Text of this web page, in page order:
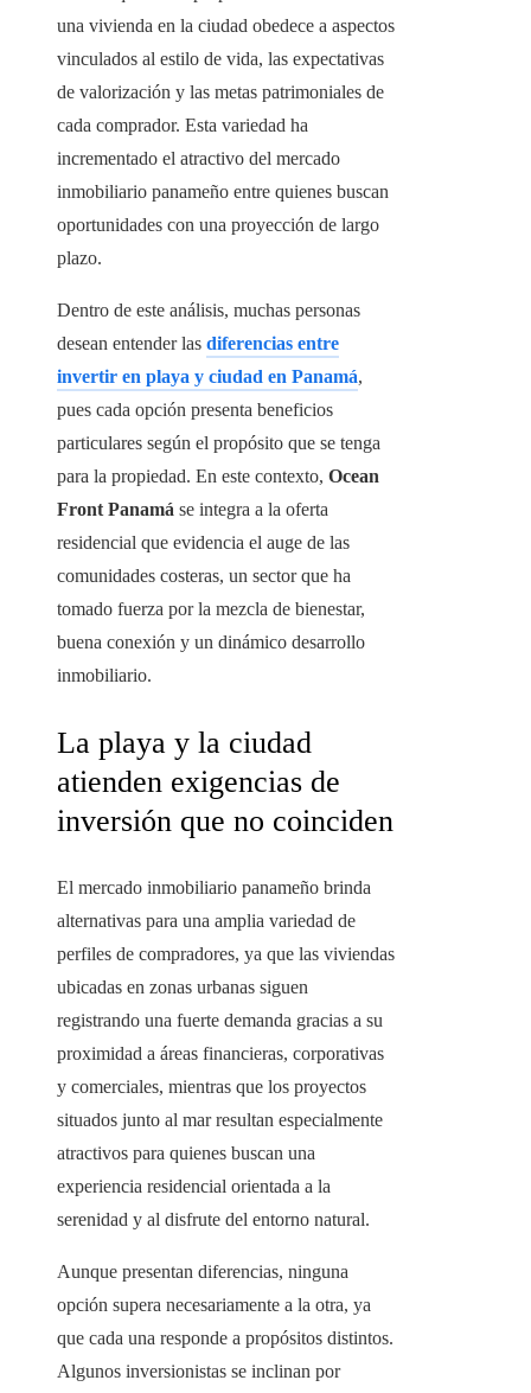
una vivienda en la ciudad obedece a aspectos
vinculados al estilo de vida, las expectativas
de valorización y las metas patrimoniales de
cada comprador. Esta variedad ha
incrementado el atractivo del mercado
inmobiliario panameño entre quienes buscan
oportunidades con una proyección de largo
plazo.
Dentro de este análisis, muchas personas
desean entender las diferencias entre
invertir en playa y ciudad en Panamá,
pues cada opción presenta beneficios
particulares según el propósito que se tenga
para la propiedad. En este contexto, Ocean
Front Panamá se integra a la oferta
residencial que evidencia el auge de las
comunidades costeras, un sector que ha
tomado fuerza por la mezcla de bienestar,
buena conexión y un dinámico desarrollo
inmobiliario.
La playa y la ciudad
atienden exigencias de
inversión que no coinciden
El mercado inmobiliario panameño brinda
alternativas para una amplia variedad de
perfiles de compradores, ya que las viviendas
ubicadas en zonas urbanas siguen
registrando una fuerte demanda gracias a su
proximidad a áreas financieras, corporativas
y comerciales, mientras que los proyectos
situados junto al mar resultan especialmente
atractivos para quienes buscan una
experiencia residencial orientada a la
serenidad y al disfrute del entorno natural.
Aunque presentan diferencias, ninguna
opción supera necesariamente a la otra, ya
que cada una responde a propósitos distintos.
Algunos inversionistas se inclinan por